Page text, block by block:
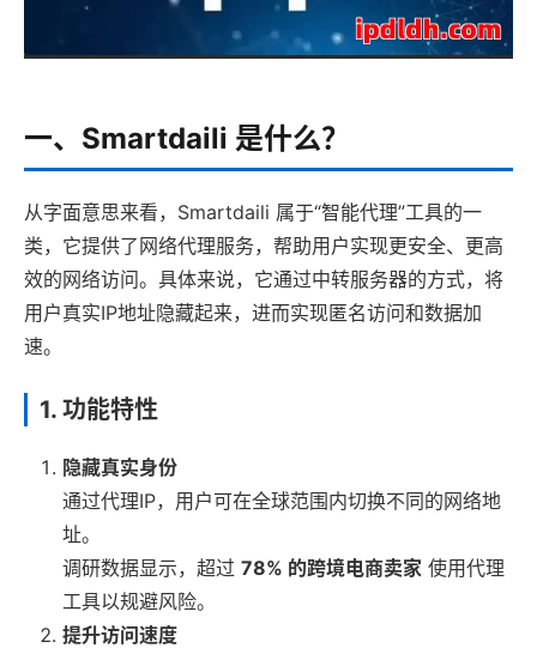
一、Smartdaili 是什么？
从字面意思来看，Smartdaili 属于“智能代理”工具的一
类，它提供了网络代理服务，帮助用户实现更安全、更高
效的网络访问。具体来说，它通过中转服务器的方式，将
用户真实IP地址隐藏起来，进而实现匿名访问和数据加
速。
1. 功能特性
隐藏真实身份
通过代理IP，用户可在全球范围内切换不同的网络地
址。
调研数据显示，超过 78% 的跨境电商卖家 使用代理
工具以规避风险。
提升访问速度